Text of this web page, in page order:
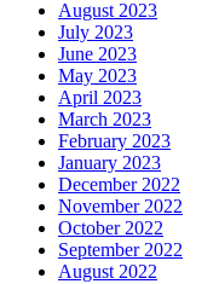
August 2023
July 2023
June 2023
May 2023
April 2023
March 2023
February 2023
January 2023
December 2022
November 2022
October 2022
September 2022
August 2022